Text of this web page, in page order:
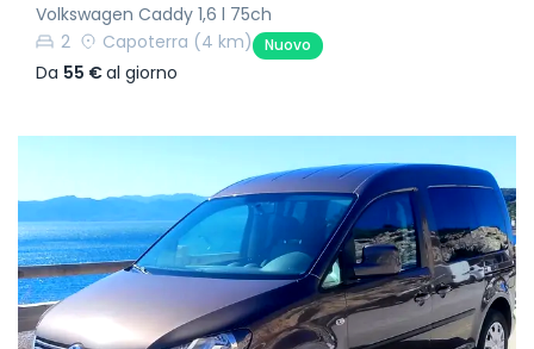
Volkswagen Caddy 1,6 l 75ch
2
Capoterra (4 km) Nuovo
Da 55 €al giorno